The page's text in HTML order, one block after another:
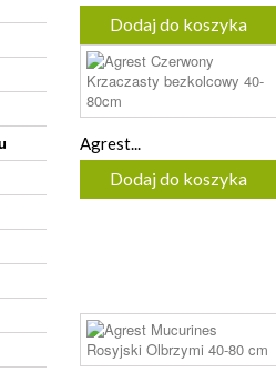
Dodaj do koszyka
Agrest...
Dodaj do koszyka